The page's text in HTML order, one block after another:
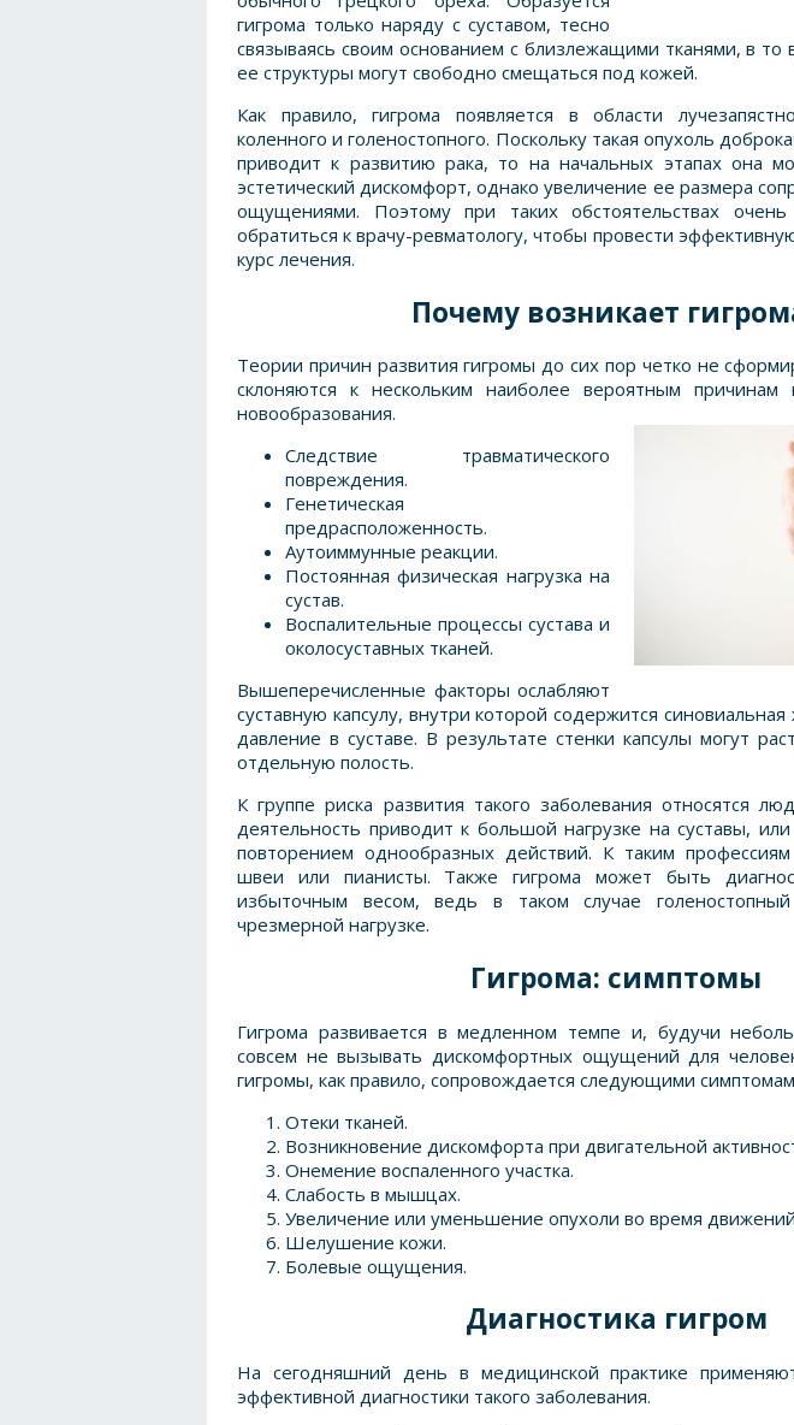
гигрома только наряду с суставом, тесно
связываясь своим основанием с близлежащими тканями, в то
ее структуры могут свободно смещаться под кожей.
Как правило, гигрома появляется в области
коленного и голеностопного. Поскольку такая опухоль
приводит к развитию рака, то на начальных этапах она
эстетический дискомфорт, однако увеличение ее размера
ощущениями. Поэтому при таких обстоятельствах
обратиться к врачу-ревматологу, чтобы провести
курс лечения.
Почему возникает
Теории причин развития гигромы до сих пор четко не
склоняются к нескольким наиболее вероятным причинам
новообразования.
Следствие травматического
повреждения.
Генетическая
предрасположенность.
Аутоиммунные реакции.
Постоянная физическая нагрузка на
сустав.
Воспалительные процессы сустава и
околосуставных тканей.
Вышеперечисленные факторы ослабляют
суставную капсулу, внутри которой содержится
давление в суставе. В результате стенки капсулы могут
отдельную полость.
К группе риска развития такого заболевания относятся
деятельность приводит к большой нагрузке на суставы,
повторением однообразных действий. К таким
швеи или пианисты. Также гигрома может быть
избыточным весом, ведь в таком случае голеностопный
чрезмерной нагрузке.
Гигрома: симптомы
Гигрома развивается в медленном темпе и, будучи
совсем не вызывать дискомфортных ощущений для
гигромы, как правило, сопровождается следующими
Отеки тканей.
Возникновение дискомфорта при двигательной
Онемение воспаленного участка.
Слабость в мышцах.
Увеличение или уменьшение опухоли во время
Шелушение кожи.
Болевые ощущения.
Диагностика гигром
На сегодняшний день в медицинской практике
эффективной диагностики такого заболевания.